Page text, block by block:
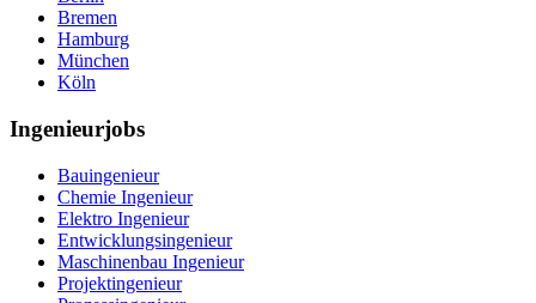
Bremen
Hamburg
München
Köln
Ingenieurjobs
Bauingenieur
Chemie Ingenieur
Elektro Ingenieur
Entwicklungsingenieur
Maschinenbau Ingenieur
Projektingenieur